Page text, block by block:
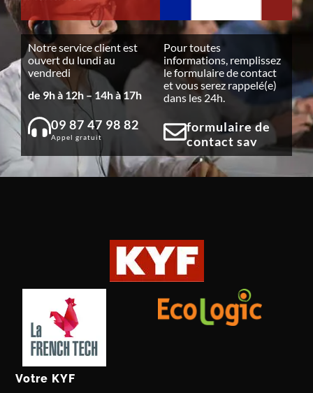
Notre service client est
ouvert du lundi au
vendredi
de 9h à 12h – 14h à 17h
09 87 47 98 82
Appel gratuit
Pour toutes
informations, remplissez
le formulaire de contact
et vous serez rappelé(e)
dans les 24h.
formulaire de
contact sav
Votre KYF